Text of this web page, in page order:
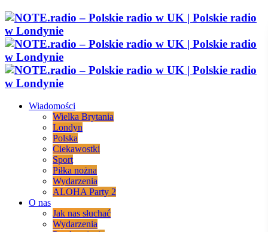
Wiadomości
Wielka Brytania
Londyn
Polska
Ciekawostki
Sport
Piłka nożna
Wydarzenia
ALOHA Party 2
O nas
Jak nas słuchać
Wydarzenia